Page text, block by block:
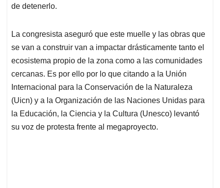
de detenerlo.
La congresista aseguró que este muelle y las obras que
se van a construir van a impactar drásticamente tanto el
ecosistema propio de la zona como a las comunidades
cercanas. Es por ello por lo que citando a la Unión
Internacional para la Conservación de la Naturaleza
(Uicn) y a la Organización de las Naciones Unidas para
la Educación, la Ciencia y la Cultura (Unesco) levantó
su voz de protesta frente al megaproyecto.